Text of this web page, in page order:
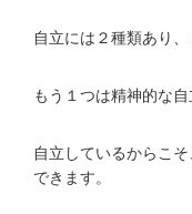
自立には２種類あり、
もう１つは精神的な自
自立しているからこ
できます。